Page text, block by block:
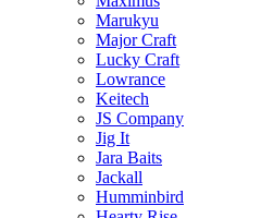
Marukyu
Major Craft
Lucky Craft
Lowrance
Keitech
JS Company
Jig It
Jara Baits
Jackall
Humminbird